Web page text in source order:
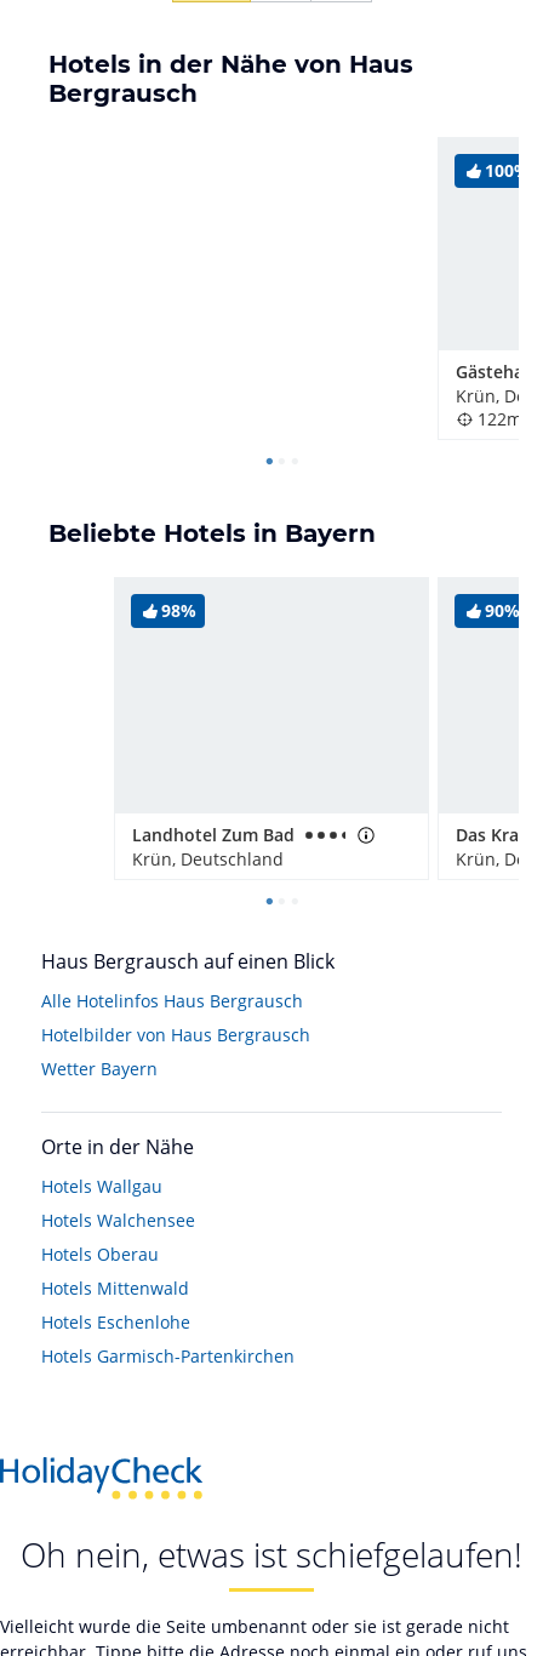
Hotels in der Nähe von Haus
Bergrausch
100%
Krün,
122m
Beliebte Hotels in Bayern
98%
Landhotel Zum Bad
Krün, Deutschland
90%
Das
Krün,
Haus Bergrausch auf einen Blick
Alle Hotelinfos Haus Bergrausch
Hotelbilder von Haus Bergrausch
Wetter Bayern
Orte in der Nähe
Hotels Wallgau
Hotels Walchensee
Hotels Oberau
Hotels Mittenwald
Hotels Eschenlohe
Hotels Garmisch-Partenkirchen
Oh nein, etwas ist schiefgelaufen!
Vielleicht wurde die Seite umbenannt oder sie ist gerade nicht